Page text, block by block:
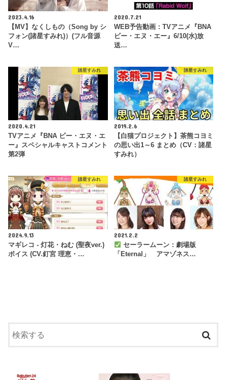
2023.4.16
【MV】なくしもの（Song by シ
フォン(諸星すみれ)）(フル音源
V…
2020.7.21
WEB予告動画：TVアニメ『BNA
ビー・エヌ・エー』6/10(水)放
送…
諸星すみれ
2020.4.21
TVアニメ『BNA ビー・エヌ・エ
ー』スペシャルキャストコメント
第2弾
諸星すみれ
2019.2.6
【白猫プロジェクト】茶熊コヨミ
の思い出1～6 まとめ（CV：諸星
すみれ）
諸星すみれ
2024.9.13
マギレコ - 灯花・ねむ (聖夜ver.)
ボイス (CV.釘宮 理恵・…
諸星すみれ
2021.2.2
セーラームーン：劇場版
「Eternal」 アマゾネス…